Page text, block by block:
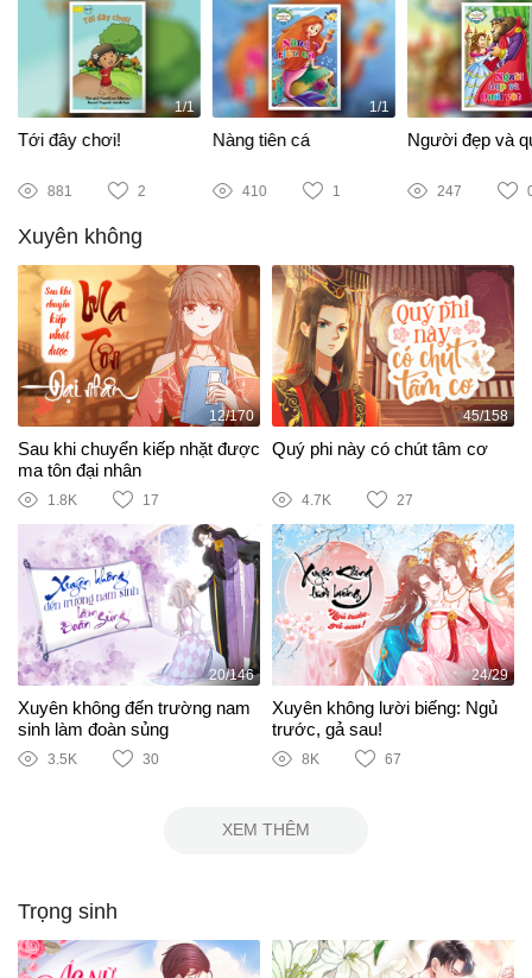
1/1
Tới đây chơi!
881 2
1/1
Nàng tiên cá
410 1
Người đẹp và
247
Xuyên không
12/170
Sau khi chuyển kiếp nhặt được
ma tôn đại nhân
1.8K 17
45/158
Quý phi này có chút tâm cơ
4.7K 27
20/146
Xuyên không đến trường nam
sinh làm đoàn sủng
3.5K 30
24/29
Xuyên không lười biếng: Ngủ
trước, gả sau!
8K 67
XEM THÊM
Trọng sinh